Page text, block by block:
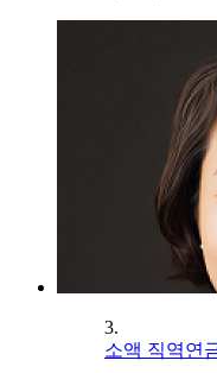
3.
소액 직역연